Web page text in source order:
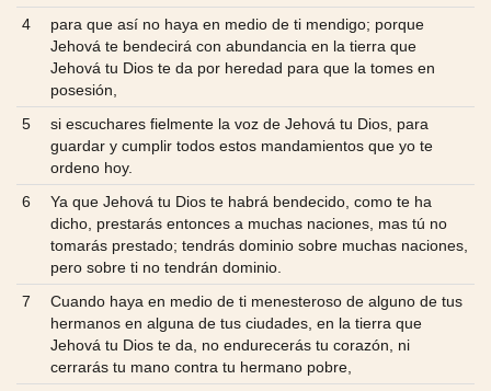
4
para que así no haya en medio de ti mendigo; porque
Jehová te bendecirá con abundancia en la tierra que
Jehová tu Dios te da por heredad para que la tomes en
posesión,
5
si escuchares fielmente la voz de Jehová tu Dios, para
guardar y cumplir todos estos mandamientos que yo te
ordeno hoy.
6
Ya que Jehová tu Dios te habrá bendecido, como te ha
dicho, prestarás entonces a muchas naciones, mas tú no
tomarás prestado; tendrás dominio sobre muchas naciones,
pero sobre ti no tendrán dominio.
7
Cuando haya en medio de ti menesteroso de alguno de tus
hermanos en alguna de tus ciudades, en la tierra que
Jehová tu Dios te da, no endurecerás tu corazón, ni
cerrarás tu mano contra tu hermano pobre,